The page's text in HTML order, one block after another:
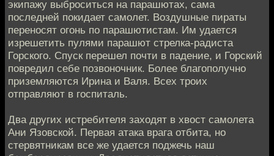
экипажу выброситься на парашютах, сама
последней покидает самолет. Воздушные пираты
переносят огонь по парашютистам. Им удается
изрешетить пулями парашют стрелка-радиста
Горского. Спуск перешел почти в падение, и Горский
повредил себе позвоночник. Более благополучно
приземляются Ирина и Валя. Всех троих
отправляют в госпиталь.
Два других истребителя заходят в хвост самолета
Ани Язовской. Первая атака врага отбита, но
стервятникам все же удается поджечь наш